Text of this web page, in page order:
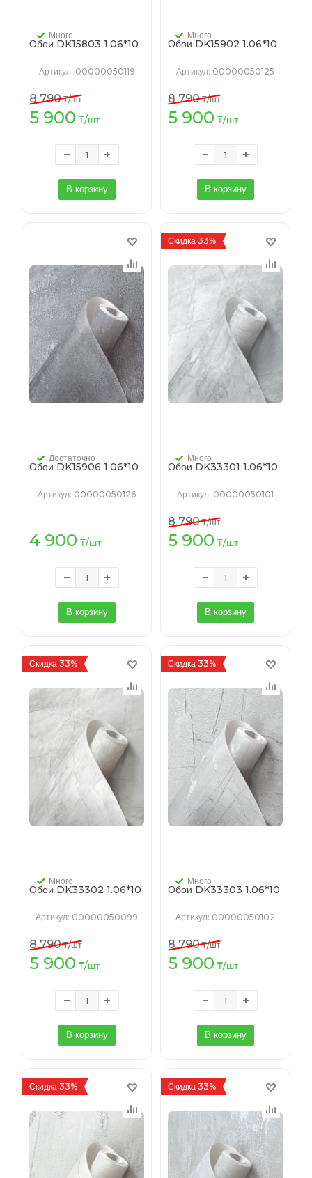
Обои DK15803 1.06*10
Много
Артикул: 00000050119
5 900 ₸/шт
8 790₸/шт
В корзину
Обои DK15902 1.06*10
Много
Артикул: 00000050125
5 900 ₸/шт
8 790₸/шт
В корзину
Обои DK15906 1.06*10
Достаточно
Артикул: 00000050126
4 900 ₸/шт
В корзину
Скидка 33%
Обои DK33301 1.06*10
Много
Артикул: 00000050101
5 900 ₸/шт
8 790₸/шт
В корзину
Скидка 33%
Обои DK33302 1.06*10
Много
Артикул: 00000050099
5 900 ₸/шт
8 790₸/шт
В корзину
Скидка 33%
Обои DK33303 1.06*10
Много
Артикул: 00000050102
5 900 ₸/шт
8 790₸/шт
В корзину
Скидка 33% Скидка 33%